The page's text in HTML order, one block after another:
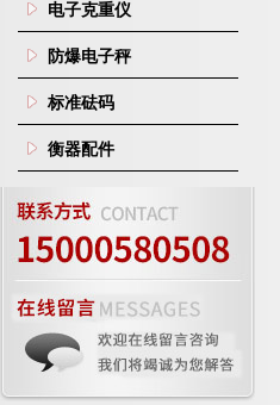
电子克重仪
防爆电子秤
标准砝码
衡器配件